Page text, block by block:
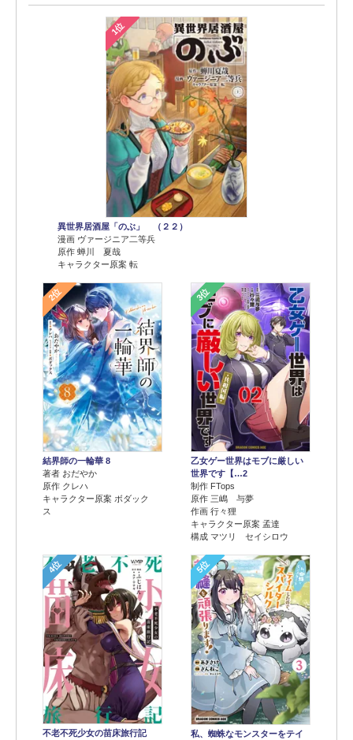
1位
異世界居酒屋「のぶ」 （２２）
漫画 ヴァージニア二等兵
原作 蝉川 夏哉
キャラクター原案 転
2位
結界師の一輪華 8
著者 おだやか
原作 クレハ
キャラクター原案 ボダック
ス
3位
乙女ゲー世界はモブに厳しい
世界です【…2
制作 FTops
原作 三嶋 与夢
作画 行々狸
キャラクター原案 孟達
構成 マツリ セイシロウ
4位
不老不死少女の苗床旅行記
5位
私、蜘蛛なモンスターをテイ